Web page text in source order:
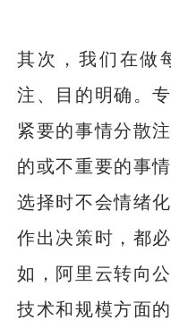
其次，我们在做
注、目的明确。
紧要的事情分散
的或不重要的事
选择时不会情绪
作出决策时，都
如，阿里云转向
技术和规模方面